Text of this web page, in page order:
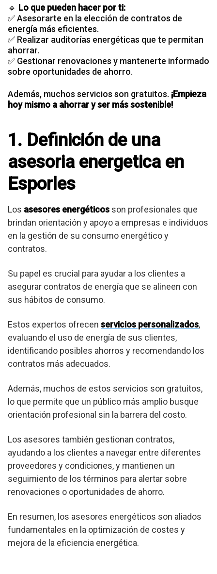
🔹 Lo que pueden hacer por ti:
✅ Asesorarte en la elección de contratos de
energía más eficientes.
✅ Realizar auditorías energéticas que te permitan
ahorrar.
✅ Gestionar renovaciones y mantenerte informado
sobre oportunidades de ahorro.
Además, muchos servicios son gratuitos. ¡Empieza
hoy mismo a ahorrar y ser más sostenible!
1. Definición de una
asesoria energetica en
Esporles
Los asesores energéticos son profesionales que
brindan orientación y apoyo a empresas e individuos
en la gestión de su consumo energético y
contratos.
Su papel es crucial para ayudar a los clientes a
asegurar contratos de energía que se alineen con
sus hábitos de consumo.
Estos expertos ofrecen servicios personalizados,
evaluando el uso de energía de sus clientes,
identificando posibles ahorros y recomendando los
contratos más adecuados.
Además, muchos de estos servicios son gratuitos,
lo que permite que un público más amplio busque
orientación profesional sin la barrera del costo.
Los asesores también gestionan contratos,
ayudando a los clientes a navegar entre diferentes
proveedores y condiciones, y mantienen un
seguimiento de los términos para alertar sobre
renovaciones o oportunidades de ahorro.
En resumen, los asesores energéticos son aliados
fundamentales en la optimización de costes y
mejora de la eficiencia energética.